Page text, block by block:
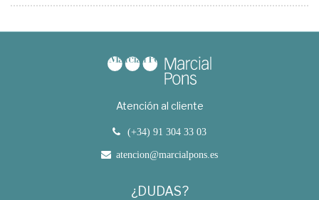
Atención al cliente
(+34) 91 304 33 03
atencion@marcialpons.es
¿DUDAS?